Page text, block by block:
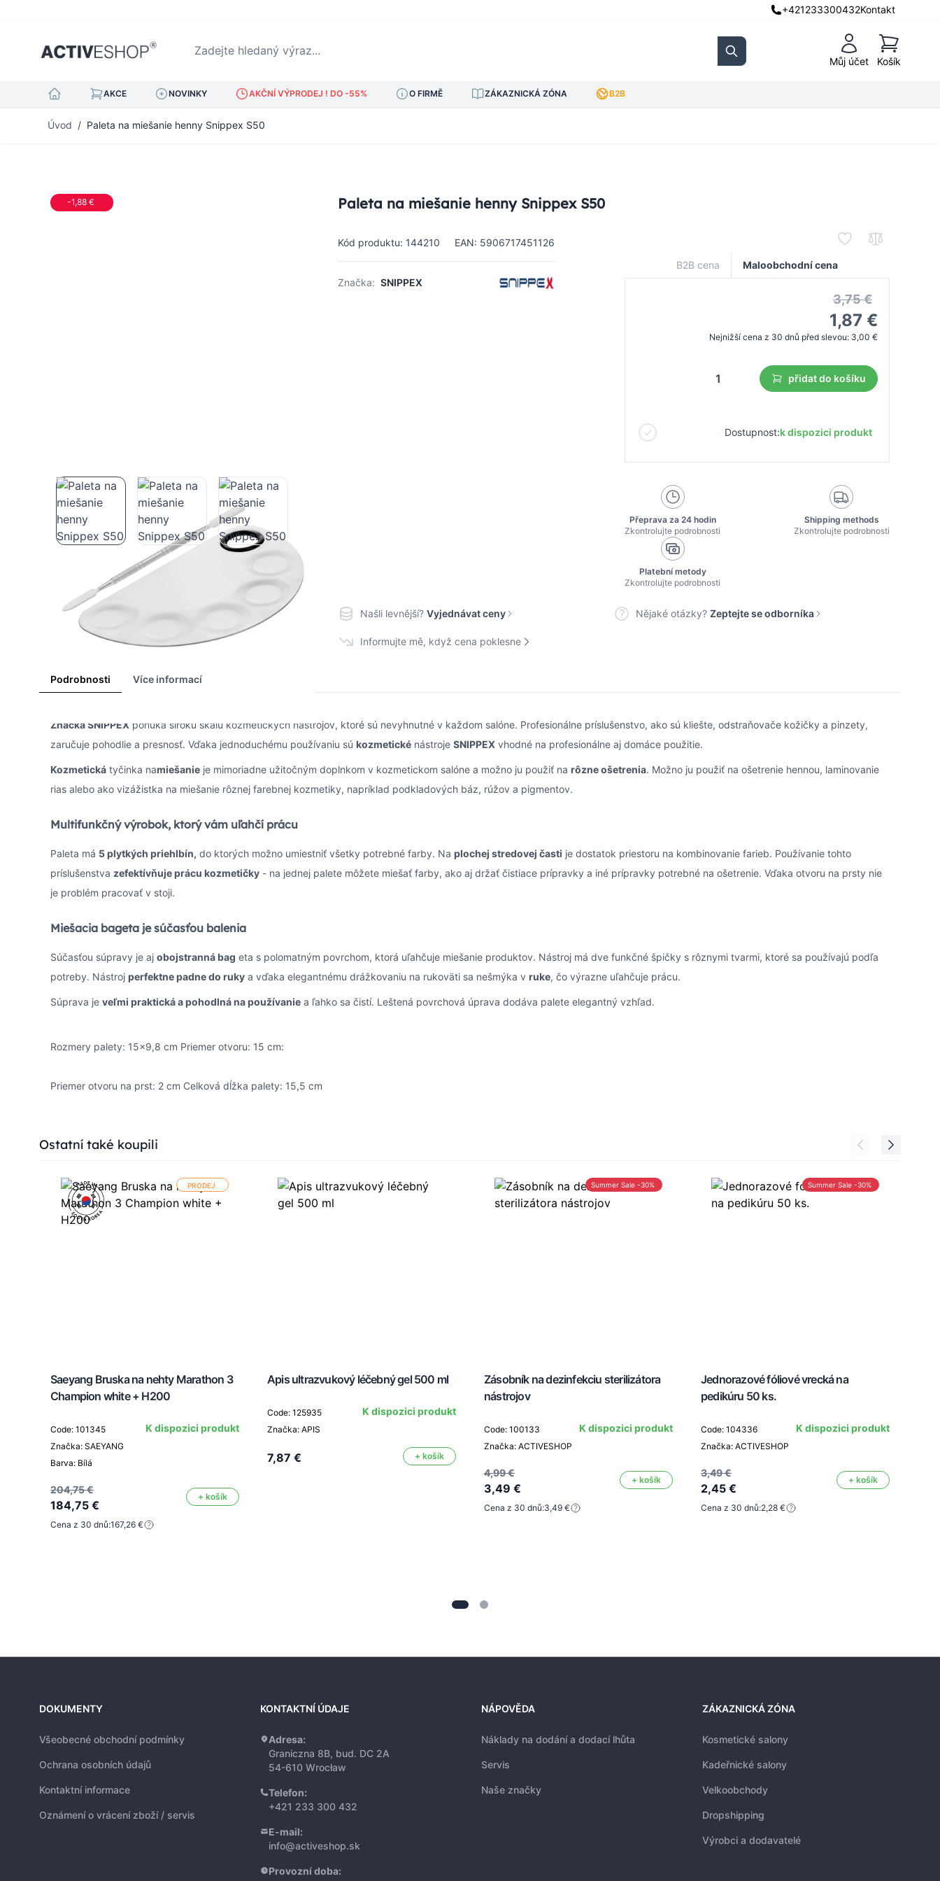
+421233300432Kontakt
Zadejte hledaný výraz...
Search Můj účet
Košík
Košík
AKCE NOVINKY AKČNÍ VÝPRODEJ ! DO -55% O FIRMĚ ZÁKAZNICKÁ ZÓNA B2B
Úvod / Paleta na miešanie henny Snippex S50
-1,88 € Paleta na miešanie henny Snippex S50
Kód produktu: 144210 EAN: 5906717451126
Značka: SNIPPEX
B2B cena Maloobchodní cena
3,75 €
1,87 €
Nejnižší cena z 30 dnů před slevou: 3,00 €
přidat do košíku
Dostupnost:k dispozici produkt
Přeprava za 24 hodin
Zkontrolujte podrobnosti
Shipping methods
Zkontrolujte podrobnosti
Platební metody
Zkontrolujte podrobnosti
Našli levnější? Vyjednávat ceny Nějaké otázky? Zeptejte se odborníka
Informujte mě, když cena poklesne
Podrobnosti Více informací
Značka SNIPPEX ponúka širokú škálu kozmetických nástrojov, ktoré sú nevyhnutné v každom salóne. Profesionálne príslušenstvo, ako sú kliešte, odstraňovače kožičky a pinzety,
zaručuje pohodlie a presnosť. Vďaka jednoduchému používaniu sú kozmetické nástroje SNIPPEX vhodné na profesionálne aj domáce použitie.
Kozmetická tyčinka namiešanie je mimoriadne užitočným doplnkom v kozmetickom salóne a možno ju použiť na rôzne ošetrenia. Možno ju použiť na ošetrenie hennou, laminovanie
rias alebo ako vizážistka na miešanie rôznej farebnej kozmetiky, napríklad podkladových báz, rúžov a pigmentov.
Multifunkčný výrobok, ktorý vám uľahčí prácu
Paleta má 5 plytkých priehlbín, do ktorých možno umiestniť všetky potrebné farby. Na plochej stredovej časti je dostatok priestoru na kombinovanie farieb. Používanie tohto
príslušenstva zefektívňuje prácu kozmetičky - na jednej palete môžete miešať farby, ako aj držať čistiace prípravky a iné prípravky potrebné na ošetrenie. Vďaka otvoru na prsty nie
je problém pracovať v stoji.
Miešacia bageta je súčasťou balenia
Súčasťou súpravy je aj obojstranná bag eta s polomatným povrchom, ktorá uľahčuje miešanie produktov. Nástroj má dve funkčné špičky s rôznymi tvarmi, ktoré sa používajú podľa
potreby. Nástroj perfektne padne do ruky a vďaka elegantnému drážkovaniu na rukoväti sa nešmýka v ruke, čo výrazne uľahčuje prácu.
Súprava je veľmi praktická a pohodlná na používanie a ľahko sa čistí. Leštená povrchová úprava dodáva palete elegantný vzhľad.
Rozmery palety: 15x9,8 cm Priemer otvoru: 15 cm:
Priemer otvoru na prst: 2 cm Celková dĺžka palety: 15,5 cm
Press to skip carousel
Ostatní také koupili
PRODEJ
Saeyang Bruska na nehty Marathon 3
Champion white + H200
Code: 101345
Značka: SAEYANG
Barva: Bílá
K dispozici produkt
204,75 €
184,75 €
+ košík
Cena z 30 dnů:167,26 €
Apis ultrazvukový léčebný gel 500 ml
Code: 125935
Značka: APIS
K dispozici produkt
7,87 € + košík
Summer Sale -30%
Zásobník na dezinfekciu sterilizátora
nástrojov
Code: 100133
Značka: ACTIVESHOP
K dispozici produkt
4,99 €
3,49 €
+ košík
Cena z 30 dnů:3,49 €
Summer Sale -30%
Jednorazové fóliové vrecká na
pedikúru 50 ks.
Code: 104336
Značka: ACTIVESHOP
K dispozici produkt
3,49 €
2,45 €
+ košík
Cena z 30 dnů:2,28 €
DOKUMENTY
Všeobecné obchodní podmínky
Ochrana osobních údajů
Kontaktní informace
Oznámení o vrácení zboží / servis
KONTAKTNÍ ÚDAJE
Adresa:
Graniczna 8B, bud. DC 2A
54-610 Wrocław
Telefon:
+421 233 300 432
E-mail:
info@activeshop.sk
Provozní doba:
NÁPOVĚDA
Náklady na dodání a dodací lhůta
Servis
Naše značky
ZÁKAZNICKÁ ZÓNA
Kosmetické salony
Kadeřnické salony
Velkoobchody
Dropshipping
Výrobci a dodavatelé